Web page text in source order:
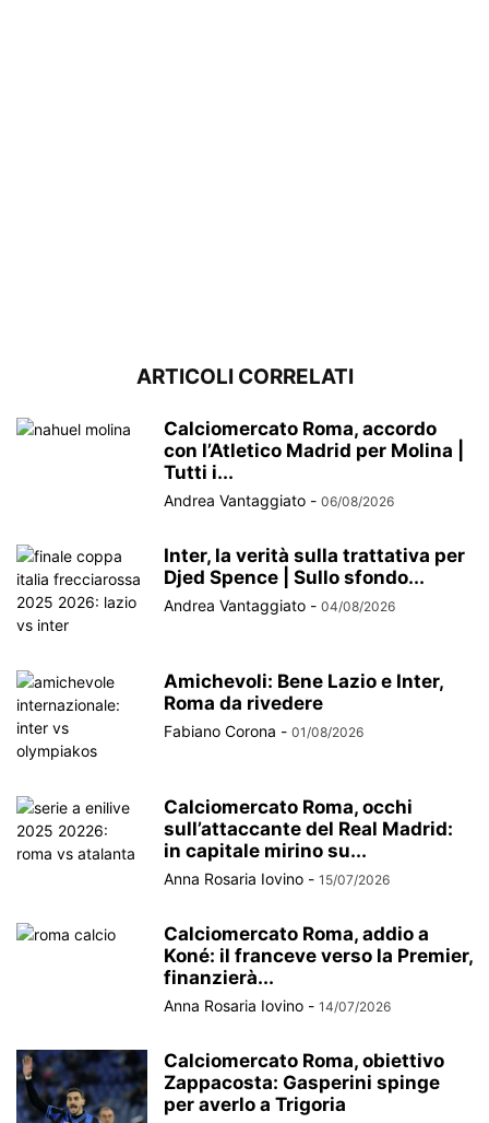
ARTICOLI CORRELATI
Calciomercato Roma, accordo
con l’Atletico Madrid per Molina |
Tutti i...
Andrea Vantaggiato - 06/08/2026
Inter, la verità sulla trattativa per
Djed Spence | Sullo sfondo...
Andrea Vantaggiato - 04/08/2026
Amichevoli: Bene Lazio e Inter,
Roma da rivedere
Fabiano Corona - 01/08/2026
Calciomercato Roma, occhi
sull’attaccante del Real Madrid:
in capitale mirino su...
Anna Rosaria Iovino - 15/07/2026
Calciomercato Roma, addio a
Koné: il franceve verso la Premier,
finanzierà...
Anna Rosaria Iovino - 14/07/2026
Calciomercato Roma, obiettivo
Zappacosta: Gasperini spinge
per averlo a Trigoria